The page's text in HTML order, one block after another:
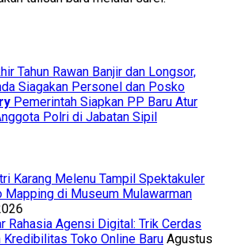
Tahun Rawan Banjir dan Longsor,
Siagakan Personel dan Posko
Pemerintah Siapkan PP Baru Atur
Polri di Jabatan Sipil
Karang Melenu Tampil Spektakuler
Mapping di Museum Mulawarman
Rahasia Agensi Digital: Trik Cerdas
Kredibilitas Toko Online Baru Agustus